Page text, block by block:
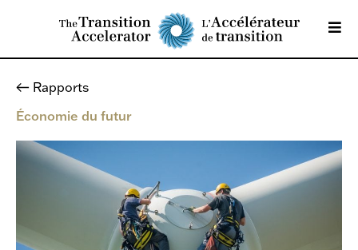
Rapports
Économie du futur